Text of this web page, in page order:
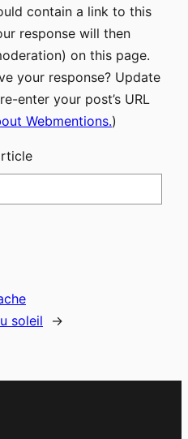
contain a link to this
response will then
on this page.
your response? Update
enter your post’s URL
Webmentions.)
soleil →